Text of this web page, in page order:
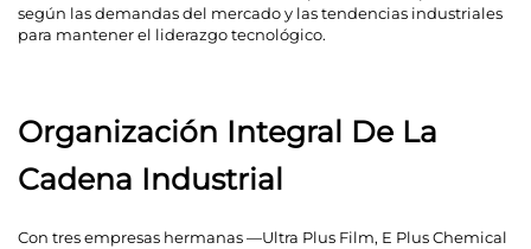
según las demandas del mercado y las tendencias industriales
para mantener el liderazgo tecnológico.
Organización Integral De La
Cadena Industrial​
Con tres empresas hermanas —Ultra Plus Film, E Plus Chemical